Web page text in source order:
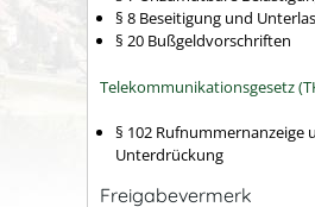
§ 8 Beseitigung und
§ 20 Bußgeldvorschriften
Telekommunikationsgesetz
§ 102 Rufnummernanzeige
Unterdrückung
Freigabevermerk